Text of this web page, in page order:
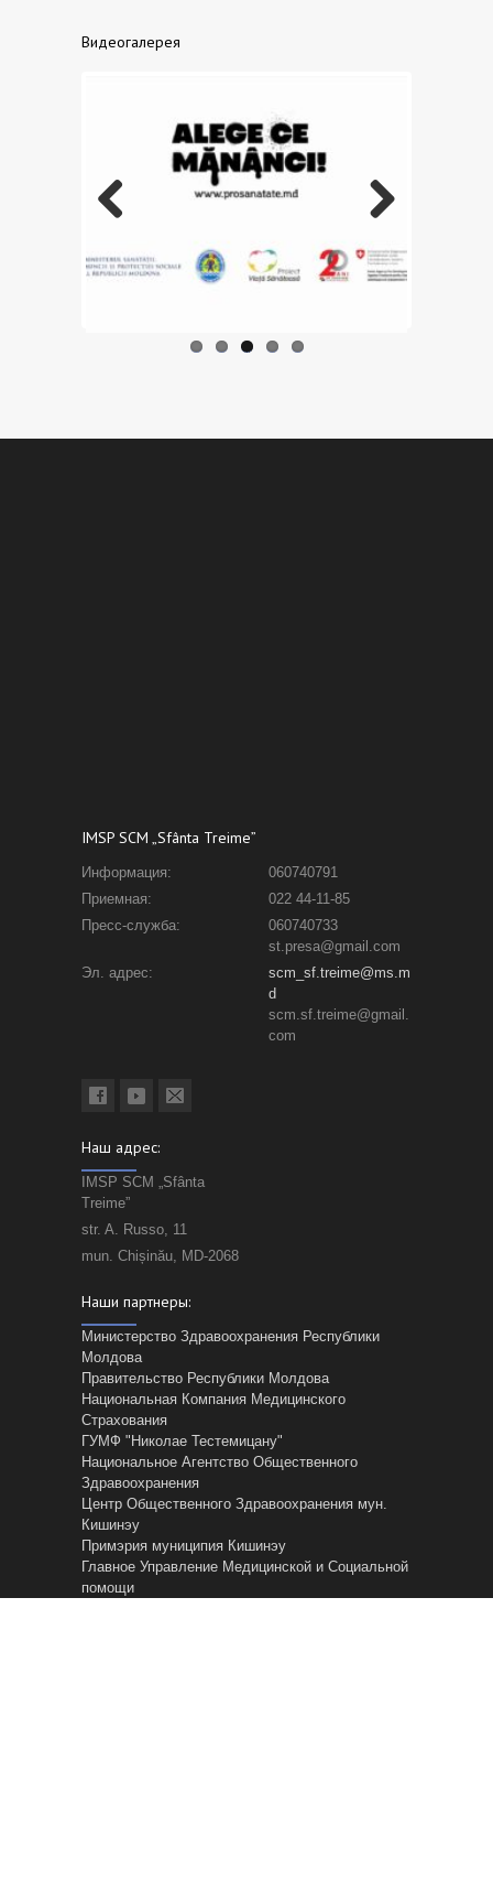
Видеогалерея
us
IMSP SCM „Sfânta Treime”
Информация:
060740791
Приемная:
022 44-11-85
Пресс-служба:
060740733
st.presa@gmail.com
Эл. адрес:
scm_sf.treime@ms.m
d
scm.sf.treime@gmail.
com
Наш адрес:
IMSP SCM „Sfânta
Treime”
str. A. Russo, 11
mun. Chișinău, MD-2068
Наши партнеры:
Министерство Здравоохранения Республики
Молдова
Правительство Республики Молдова
Национальная Компания Медицинского
Страхования
ГУМФ "Николае Тестемицану"
Национальное Агентство Общественного
Здравоохранения
Центр Общественного Здравоохранения мун.
Кишинэу
Примэрия муниципия Кишинэу
Главное Управление Mедицинской и Cоциальной
помощи